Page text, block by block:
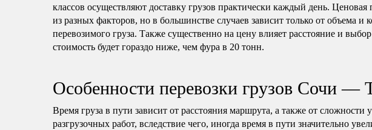
классов осуществляют доставку грузов практически каждый день. Ценовая
из разных факторов, но в большинстве случаев зависит только от объема и
перевозимого груза. Также существенно на цену влияет расстояние и
стоимость будет гораздо ниже, чем фура в 20 тонн.
Особенности перевозки грузов Сочи —
Время груза в пути зависит от расстояния маршрута, а также от
разгрузочных работ, вследствие чего, иногда время в пути значительно